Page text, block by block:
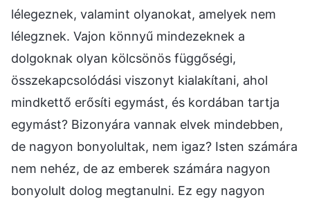
lélegeznek, valamint olyanokat, amelyek nem
lélegznek. Vajon könnyű mindezeknek a
dolgoknak olyan kölcsönös függőségi,
összekapcsolódási viszonyt kialakítani, ahol
mindkettő erősíti egymást, és kordában tartja
egymást? Bizonyára vannak elvek mindebben,
de nagyon bonyolultak, nem igaz? Isten számára
nem nehéz, de az emberek számára nagyon
bonyolult dolog megtanulni. Ez egy nagyon